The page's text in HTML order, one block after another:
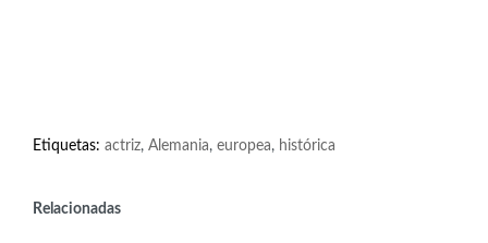
Etiquetas: actriz, Alemania, europea, histórica
Relacionadas